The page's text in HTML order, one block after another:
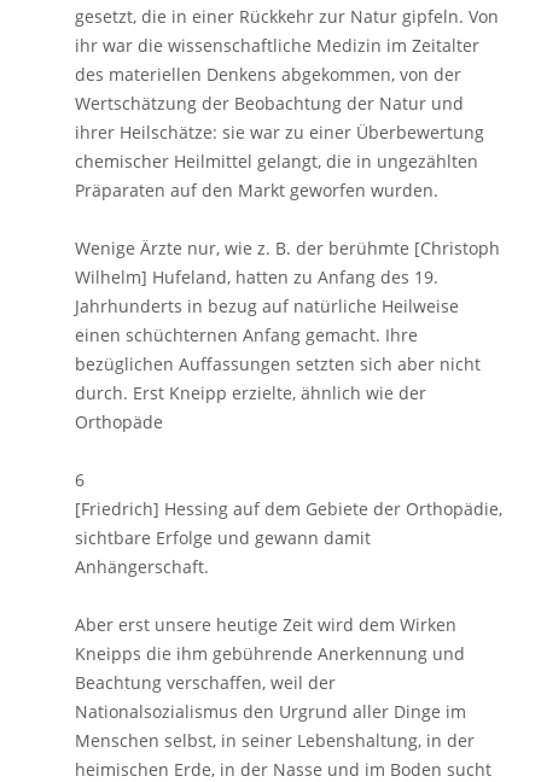
gesetzt, die in einer Rückkehr zur Natur gipfeln. Von
ihr war die wissenschaftliche Medizin im Zeitalter
des materiellen Denkens abgekommen, von der
Wertschätzung der Beobachtung der Natur und
ihrer Heilschätze: sie war zu einer Überbewertung
chemischer Heilmittel gelangt, die in ungezählten
Präparaten auf den Markt geworfen wurden.
Wenige Ärzte nur, wie z. B. der berühmte [Christoph
Wilhelm] Hufeland, hatten zu Anfang des 19.
Jahrhunderts in bezug auf natürliche Heilweise
einen schüchternen Anfang gemacht. Ihre
bezüglichen Auffassungen setzten sich aber nicht
durch. Erst Kneipp erzielte, ähnlich wie der
Orthopäde
6
[Friedrich] Hessing auf dem Gebiete der Orthopädie,
sichtbare Erfolge und gewann damit
Anhängerschaft.
Aber erst unsere heutige Zeit wird dem Wirken
Kneipps die ihm gebührende Anerkennung und
Beachtung verschaffen, weil der
Nationalsozialismus den Urgrund aller Dinge im
Menschen selbst, in seiner Lebenshaltung, in der
heimischen Erde, in der Nasse und im Boden sucht